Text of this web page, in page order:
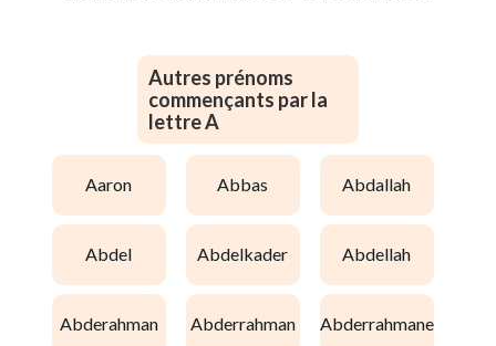
Autres prénoms
commençants par la
lettre A
aaron abbas abdallah
abdel abdelkader abdellah
abderahman abderrahman abderrahmane